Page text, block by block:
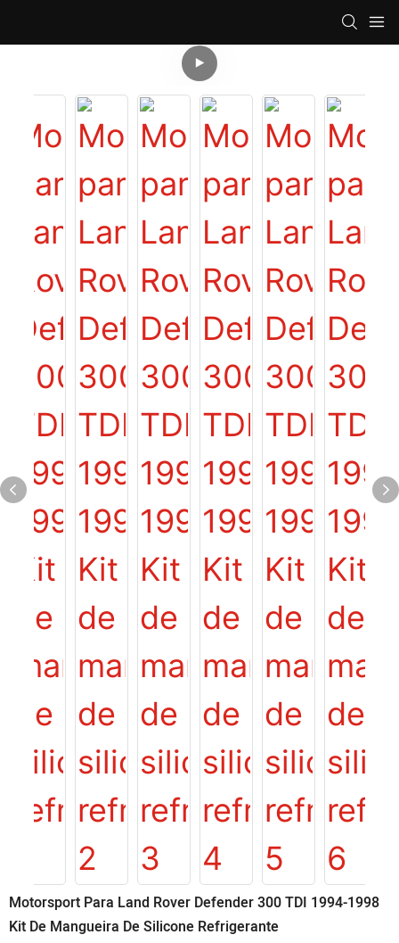
Motorsport Para Land Rover Defender 300 TDI 1994-1998
Kit De Mangueira De Silicone Refrigerante